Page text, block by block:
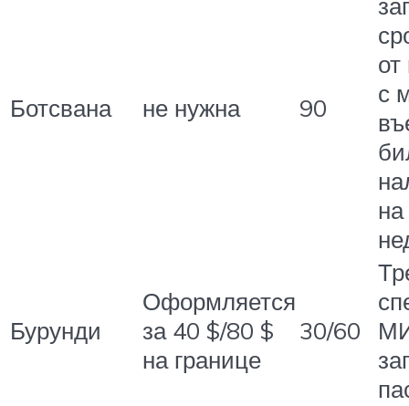
Ботсвана не нужна 90
с
Бурунди
Оформляется
за 40 $/80 $
на границе
30/60